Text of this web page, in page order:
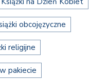
obcojęzyczne
religijne
pakiecie